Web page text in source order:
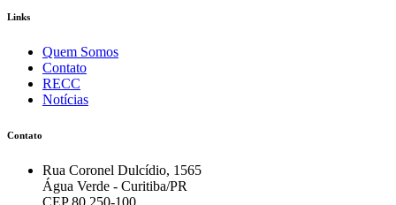
Links
Quem Somos
Contato
RECC
Notícias
Contato
Rua Coronel Dulcídio, 1565
Água Verde - Curitiba/PR
CEP 80.250-100